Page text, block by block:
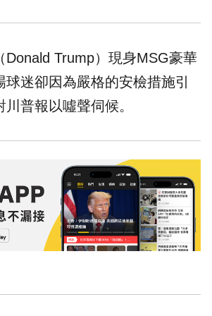
（Donald Trump）現身MSG豪華
迷卻因為嚴格的安檢措施引
普報以噓聲伺候。